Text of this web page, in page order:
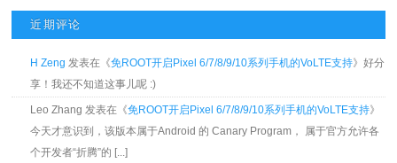
近期评论
H Zeng 发表在《免ROOT开启Pixel 6/7/8/9/10系列手机的VoLTE支持》好分
享！我还不知道这事儿呢 :)
Leo Zhang 发表在《免ROOT开启Pixel 6/7/8/9/10系列手机的VoLTE支持》
今天才意识到，该版本属于Android 的 Canary Program， 属于官方允许各
个开发者“折腾”的 [...]